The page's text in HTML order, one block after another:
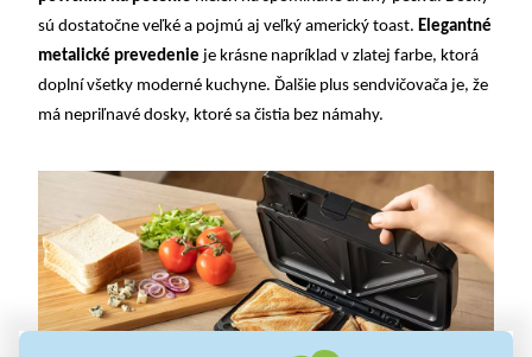
sú dostatočne veľké a pojmú aj veľký americký toast. Elegantné
metalické prevedenie je krásne napríklad v zlatej farbe, ktorá
doplní všetky moderné kuchyne. Ďalšie plus sendvičovača je, že
má nepriľnavé dosky, ktoré sa čistia bez námahy.